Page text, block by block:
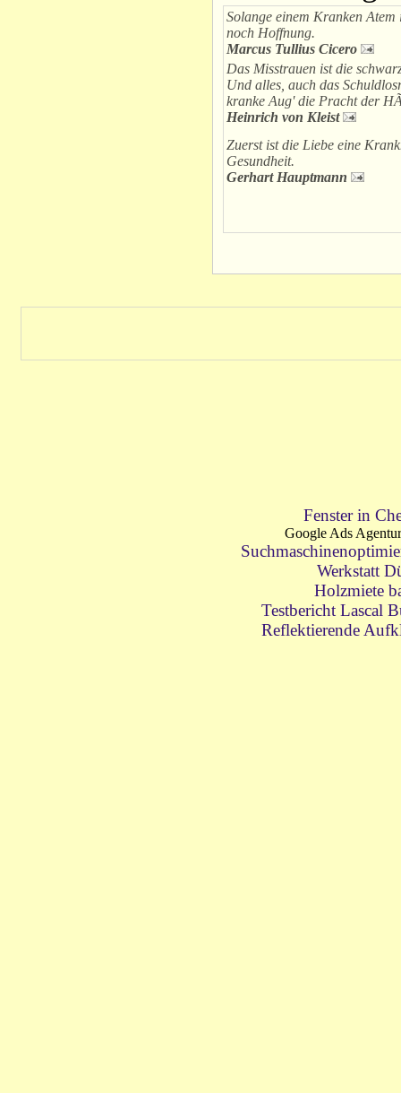
Solange einem Kranken Atem
noch Hoffnung.
Marcus Tullius Cicero
Das Misstrauen ist die
Und alles, auch das
kranke Aug' die Pracht der
Heinrich von Kleist
Zuerst ist die Liebe eine
Gesundheit.
Gerhart Hauptmann
Fenster in
Google Ads
Werkstatt
Holzmiete
Testbericht Lascal
Reflektierende